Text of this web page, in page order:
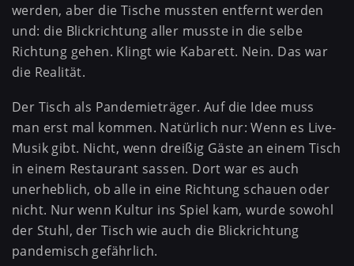
werden, aber die Tische mussten entfernt werden
und: die Blickrichtung aller musste in die selbe
Richtung gehen. Klingt wie Kabarett. Nein. Das war
die Realität.
Der Tisch als Pandemieträger. Auf die Idee muss
man erst mal kommen. Natürlich nur: Wenn es Live-
Musik gibt. Nicht, wenn dreißig Gäste an einem Tisch
in einem Restaurant sassen. Dort war es auch
unerheblich, ob alle in eine Richtung schauen oder
nicht. Nur wenn Kultur ins Spiel kam, wurde sowohl
der Stuhl, der Tisch wie auch die Blickrichtung
pandemisch gefährlich.